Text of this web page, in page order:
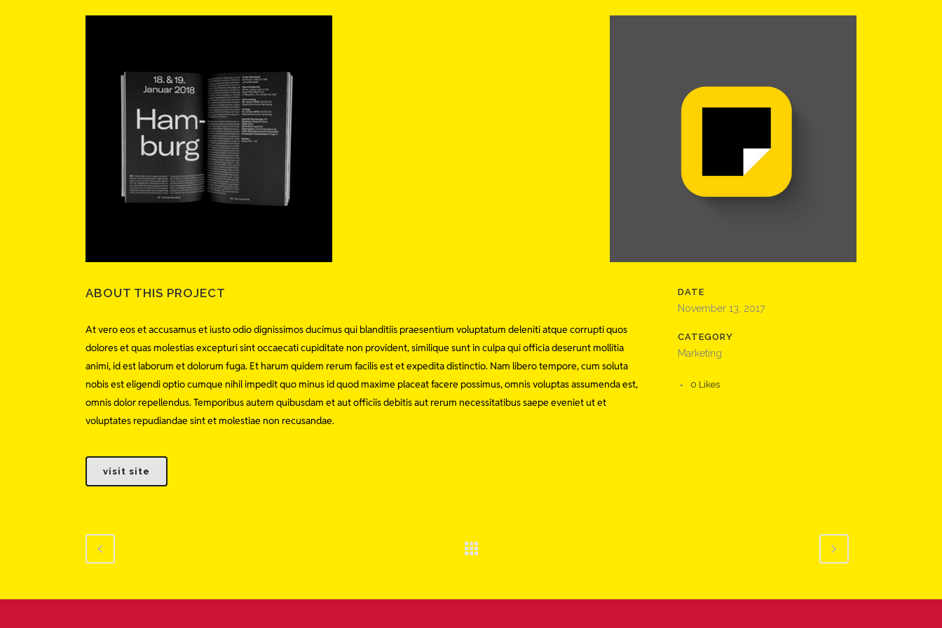
ABOUT THIS PROJECT
At vero eos et accusamus et iusto odio dignissimos ducimus qui blanditiis praesentium voluptatum deleniti atque corrupti quos
dolores et quas molestias excepturi sint occaecati cupiditate non provident, similique sunt in culpa qui officia deserunt mollitia
animi, id est laborum et dolorum fuga. Et harum quidem rerum facilis est et expedita distinctio. Nam libero tempore, cum soluta
nobis est eligendi optio cumque nihil impedit quo minus id quod maxime placeat facere possimus, omnis voluptas assumenda est,
omnis dolor repellendus. Temporibus autem quibusdam et aut officiis debitis aut rerum necessitatibus saepe eveniet ut et
voluptates repudiandae sint et molestiae non recusandae.
visit site
DATE
November 13, 2017
CATEGORY
Marketing
0 Likes